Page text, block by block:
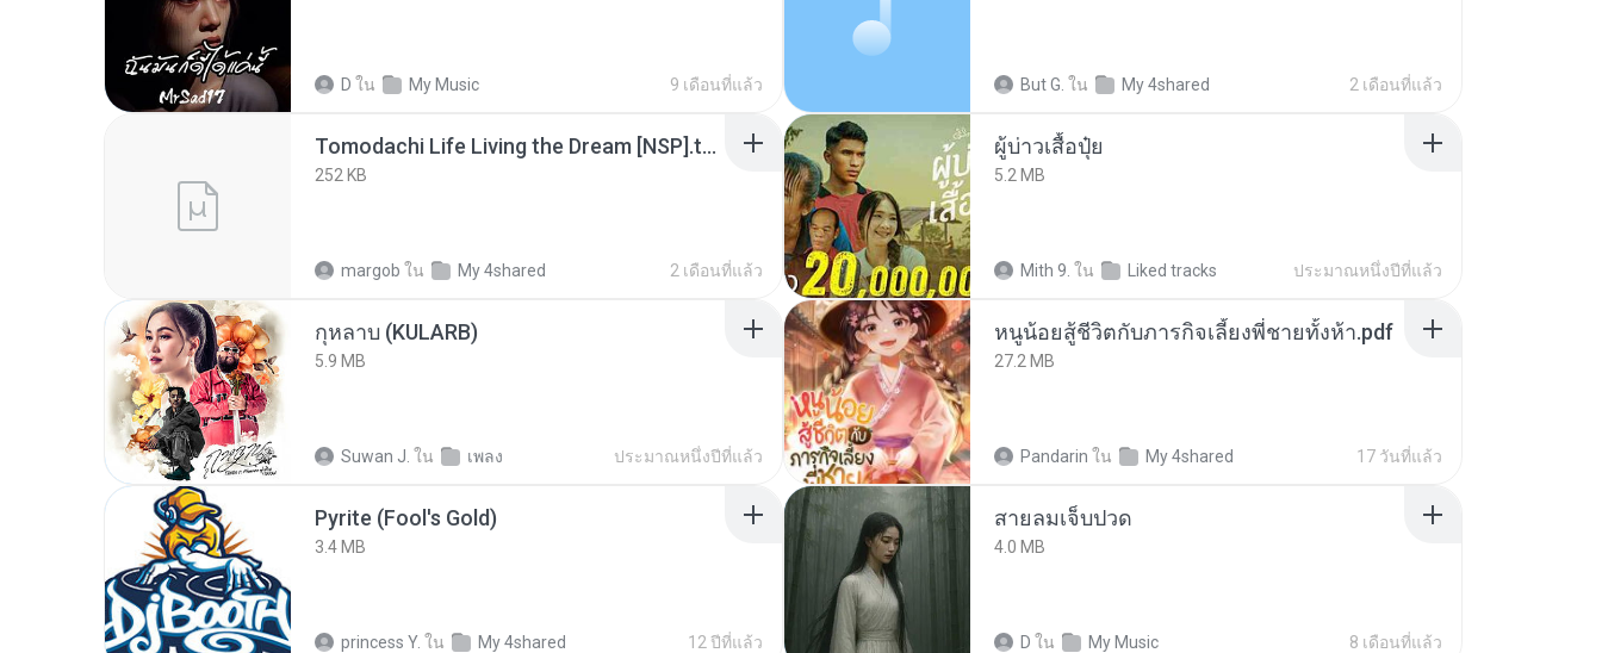
D ใน My Music 9 เดือนที่แล้ว But G. ใน My 4shared 2 เดือนที่แล้ว
Tomodachi Life Living the Dream [NSP].torrent
252 KB
margob ใน My 4shared 2 เดือนที่แล้ว
ผู้บ่าวเสื้อปุ๋ย
5.2 MB
Mith 9. ใน Liked tracks ประมาณหนึ่งปีที่แล้ว
กุหลาบ (KULARB)
5.9 MB
Suwan J. ใน เพลง ประมาณหนึ่งปีที่แล้ว
หนูน้อยสู้ชีวิตกับภารกิจเลี้ยงพี่ชายทั้งห้า.pdf
27.2 MB
Pandarin ใน My 4shared 17 วันที่แล้ว
Pyrite (Fool's Gold)
3.4 MB
princess Y. ใน My 4shared 12 ปีที่แล้ว
สายลมเจ็บปวด
4.0 MB
D ใน My Music 8 เดือนที่แล้ว